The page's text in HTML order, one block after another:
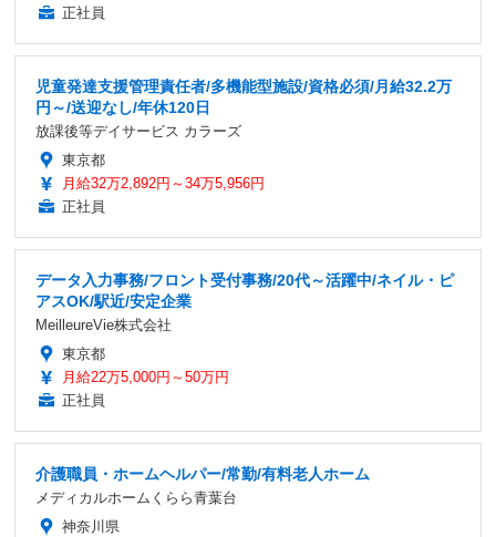
正社員
児童発達支援管理責任者/多機能型施設/資格必須/月給32.2万
円～/送迎なし/年休120日
放課後等デイサービス カラーズ
東京都
月給32万2,892円～34万5,956円
正社員
データ入力事務/フロント受付事務/20代～活躍中/ネイル・ピ
アスOK/駅近/安定企業
MeilleureVie株式会社
東京都
月給22万5,000円～50万円
正社員
介護職員・ホームヘルパー/常勤/有料老人ホーム
メディカルホームくらら青葉台
神奈川県